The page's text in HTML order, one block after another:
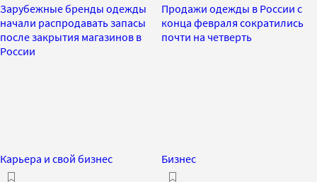
Зарубежные бренды одежды
начали распродавать запасы
после закрытия магазинов в
России
Продажи одежды в России с
конца февраля сократились
почти на четверть
Карьера и свой бизнес Бизнес